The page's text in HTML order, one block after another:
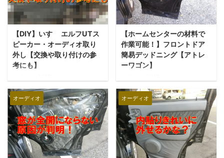
ーディオという便利なものが
あるのですね。 最近はという
かけっこう前からあるみたい
ですけど全然知りませんでし
た・・・。 そこで色々と調べ
てみると、僕が欲しい機能の
BluetoothとDVD再生ができる
カロッツェリアのFH-
6500DVDという機種を見つけ
たので購入してみました！ カ
...
の音がフロントドアに反響
し、ベース等の低音がぼやけ
て聞き取りにくくなってしま
いました。 音質を改善しよう
と、ホームセンターの材料で
デッドニングをしたところ、
ベース等の低音が聞きとりや
すくはなりましたが、最近窓
にスピーカーが当たるように
なってしまいました・・・。
そこで、今回はスピーカーと
フロント ...
【DIY】いすゞ エルフUTス
ピーカー・オーディオ取り
外し【交換や取り付けの参
考にも】
会があり、いすゞ(いすず)エル
フUTのオーディオを取り外し
ました！ トラックでおなじみ
のいすゞのエルフですが、こ
ちらのエルフUTはセミウォー
クスルーのバンタイプとなっ
ており、一般ではキャンピン
【ホームセンターの材料で
作業可能！】フロントドア
簡易デッドニング【アトレ
ーワゴン】
は、ホームセンターで売って
いる材料を使って簡易デッド
ニングしていきたいと思いま
す！ 以前から考えていたので
すが、専門メーカーから売っ
ているデッドニングキットが
高くて なかなか手を出せない
オーディオ オーディオ